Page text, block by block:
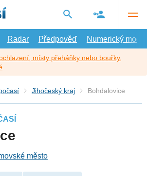
Radar Předpověď Numerický model
místy přeháňky nebo bouřky,
Jihočeský kraj Bohdalovice
město